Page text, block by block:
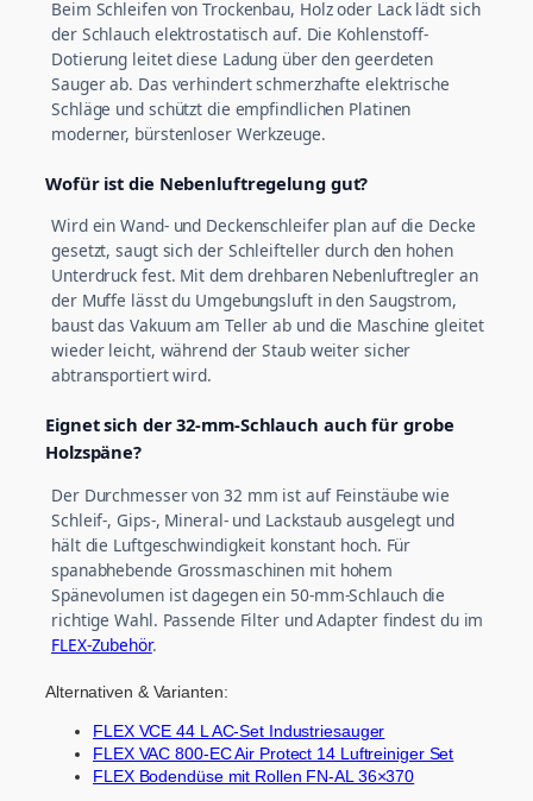
Beim Schleifen von Trockenbau, Holz oder Lack lädt sich
der Schlauch elektrostatisch auf. Die Kohlenstoff-
Dotierung leitet diese Ladung über den geerdeten
Sauger ab. Das verhindert schmerzhafte elektrische
Schläge und schützt die empfindlichen Platinen
moderner, bürstenloser Werkzeuge.
Wofür ist die Nebenluftregelung gut?
Wird ein Wand- und Deckenschleifer plan auf die Decke
gesetzt, saugt sich der Schleifteller durch den hohen
Unterdruck fest. Mit dem drehbaren Nebenluftregler an
der Muffe lässt du Umgebungsluft in den Saugstrom,
baust das Vakuum am Teller ab und die Maschine gleitet
wieder leicht, während der Staub weiter sicher
abtransportiert wird.
Eignet sich der 32-mm-Schlauch auch für grobe
Holzspäne?
Der Durchmesser von 32 mm ist auf Feinstäube wie
Schleif-, Gips-, Mineral- und Lackstaub ausgelegt und
hält die Luftgeschwindigkeit konstant hoch. Für
spanabhebende Grossmaschinen mit hohem
Spänevolumen ist dagegen ein 50-mm-Schlauch die
richtige Wahl. Passende Filter und Adapter findest du im
FLEX-Zubehör.
Alternativen & Varianten:
FLEX VCE 44 L AC-Set Industriesauger
FLEX VAC 800-EC Air Protect 14 Luftreiniger Set
FLEX Bodendüse mit Rollen FN-AL 36×370